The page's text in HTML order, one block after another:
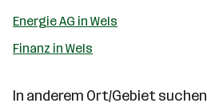
Energie AG in Wels
Finanz in Wels
In anderem Ort/Gebiet suchen